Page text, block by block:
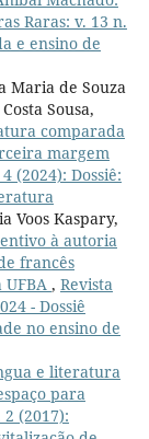
Raras: v. 13 n.
e ensino de
Maria de Souza
Sousa,
comparada
margem
(2024): Dossiê:
Voos Kaspary,
à autoria
francês
, Revista
- Dossiê
no ensino de
e literatura
para
(2017):